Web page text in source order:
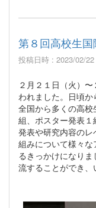
第８回高校生
投稿日時 : 2023/02/22
２月２１日（火）
われました。日頃
全国から多くの高校
組、ポスター発表
発表や研究内容の
組みについて様々
るきっかけになり
流することができ、